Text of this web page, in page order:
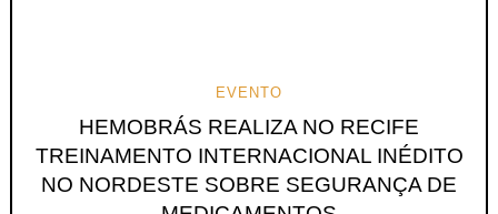
EVENTO
HEMOBRÁS REALIZA NO RECIFE
TREINAMENTO INTERNACIONAL INÉDITO
NO NORDESTE SOBRE SEGURANÇA DE